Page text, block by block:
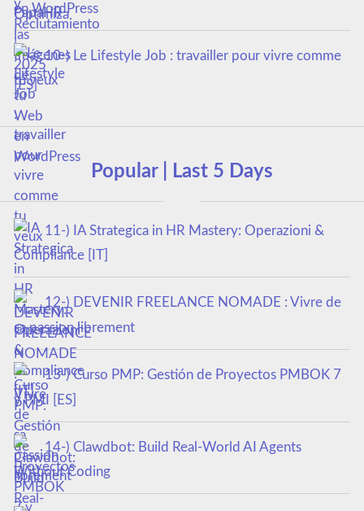
en WordPress
10-) Le Lifestyle Job : travailler pour vivre comme
tu veux
Popular | Last 5 Days
11-) IA Strategica in HR Mastery: Operazioni &
Compliance [IT]
12-) DEVENIR FREELANCE NOMADE : Vivre de
sa passion librement
13-) Curso PMP: Gestión de Proyectos PMBOK 7
y PMI [ES]
14-) Clawdbot: Build Real-World AI Agents
Without Coding